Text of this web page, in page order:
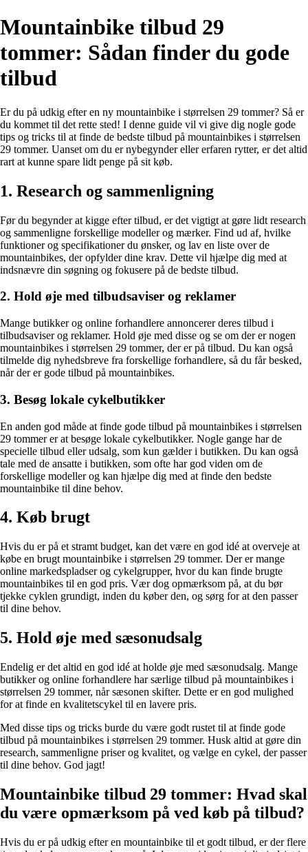
Mountainbike tilbud 29
tommer: Sådan finder du gode
tilbud
Er du på udkig efter en ny mountainbike i størrelsen 29 tommer? Så er
du kommet til det rette sted! I denne guide vil vi give dig nogle gode
tips og tricks til at finde de bedste tilbud på mountainbikes i størrelsen
29 tommer. Uanset om du er nybegynder eller erfaren rytter, er det altid
rart at kunne spare lidt penge på sit køb.
1. Research og sammenligning
Før du begynder at kigge efter tilbud, er det vigtigt at gøre lidt research
og sammenligne forskellige modeller og mærker. Find ud af, hvilke
funktioner og specifikationer du ønsker, og lav en liste over de
mountainbikes, der opfylder dine krav. Dette vil hjælpe dig med at
indsnævre din søgning og fokusere på de bedste tilbud.
2. Hold øje med tilbudsaviser og reklamer
Mange butikker og online forhandlere annoncerer deres tilbud i
tilbudsaviser og reklamer. Hold øje med disse og se om der er nogen
mountainbikes i størrelsen 29 tommer, der er på tilbud. Du kan også
tilmelde dig nyhedsbreve fra forskellige forhandlere, så du får besked,
når der er gode tilbud på mountainbikes.
3. Besøg lokale cykelbutikker
En anden god måde at finde gode tilbud på mountainbikes i størrelsen
29 tommer er at besøge lokale cykelbutikker. Nogle gange har de
specielle tilbud eller udsalg, som kun gælder i butikken. Du kan også
tale med de ansatte i butikken, som ofte har god viden om de
forskellige modeller og kan hjælpe dig med at finde den bedste
mountainbike til dine behov.
4. Køb brugt
Hvis du er på et stramt budget, kan det være en god idé at overveje at
købe en brugt mountainbike i størrelsen 29 tommer. Der er mange
online markedspladser og cykelgrupper, hvor du kan finde brugte
mountainbikes til en god pris. Vær dog opmærksom på, at du bør
tjekke cyklen grundigt, inden du køber den, og sørg for at den passer
til dine behov.
5. Hold øje med sæsonudsalg
Endelig er det altid en god idé at holde øje med sæsonudsalg. Mange
butikker og online forhandlere har særlige tilbud på mountainbikes i
størrelsen 29 tommer, når sæsonen skifter. Dette er en god mulighed
for at finde en kvalitetscykel til en lavere pris.
Med disse tips og tricks burde du være godt rustet til at finde gode
tilbud på mountainbikes i størrelsen 29 tommer. Husk altid at gøre din
research, sammenligne priser og kvalitet, og vælge en cykel, der passer
til dine behov. God jagt!
Mountainbike tilbud 29 tommer: Hvad skal
du være opmærksom på ved køb på tilbud?
Hvis du er på udkig efter en mountainbike til et godt tilbud, er der flere